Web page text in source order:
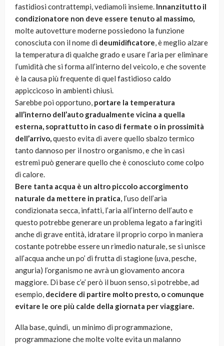
fastidiosi contrattempi, vediamoli insieme. Innanzitutto il
condizionatore non deve essere tenuto al massimo,
molte autovetture moderne possiedono la funzione
conosciuta con il nome di deumidificatore, è meglio alzare
la temperatura di qualche grado e usare l’aria per eliminare
l’umidità che si forma all’interno del veicolo, e che sovente
è la causa più frequente di quel fastidioso caldo
appiccicoso in ambienti chiusi.
Sarebbe poi opportuno, portare la temperatura
all’interno dell’auto gradualmente vicina a quella
esterna, soprattutto in caso di fermate o in prossimità
dell’arrivo,questo evita di avere quello sbalzo termico
tanto dannoso per il nostro organismo, e che in casi
estremi può generare quello che è conosciuto come colpo
di calore.
Bere tanta acqua è un altro piccolo accorgimento
naturale da mettere in pratica, l’uso dell’aria
condizionata secca, infatti, l’aria all’interno dell’auto e
questo potrebbe generare un problema legato a faringiti
anche di grave entità, idratare il proprio corpo in maniera
costante potrebbe essere un rimedio naturale, se si unisce
all’acqua anche un po’ di frutta di stagione (uva, pesche,
anguria) l’organismo ne avrà un giovamento ancora
maggiore. Di base c’e’ però il buon senso, si potrebbe, ad
esempio, decidere di partire molto presto, o comunque
evitare le ore più calde della giornata per viaggiare.
Alla base, quindi, un minimo di programmazione,
programmazione che molte volte evita un malanno